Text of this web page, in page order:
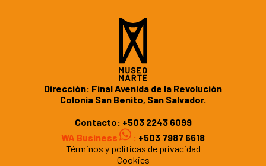
Dirección: Final Avenida de la Revolución
Colonia San Benito, San Salvador.
Contacto: +503 2243 6099
WA Business
: +503 7987 6618
Términos y politicas de privacidad
Cookies